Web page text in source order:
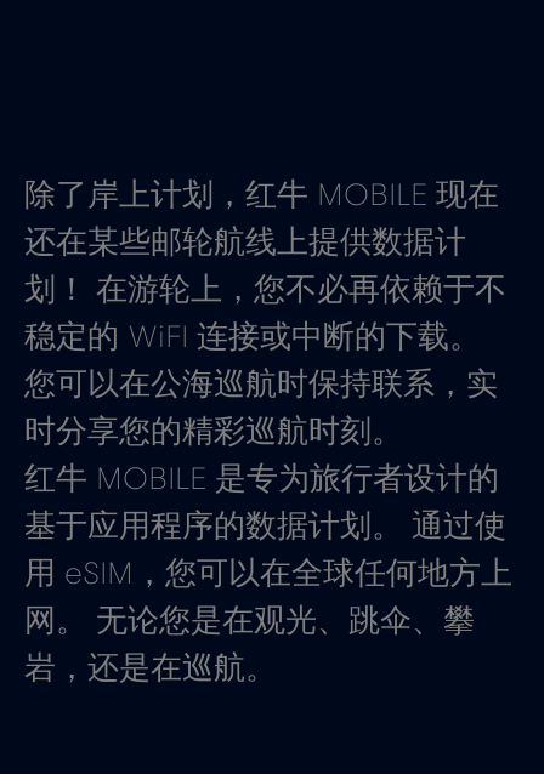
除了岸上计划，红牛 MOBILE 现在
还在某些邮轮航线上提供数据计
划！ 在游轮上，您不必再依赖于不
稳定的 WiFI 连接或中断的下载。
您可以在公海巡航时保持联系，实
时分享您的精彩巡航时刻。
红牛 MOBILE 是专为旅行者设计的
基于应用程序的数据计划。 通过使
用 eSIM，您可以在全球任何地方上
网。 无论您是在观光、跳伞、攀
岩，还是在巡航。